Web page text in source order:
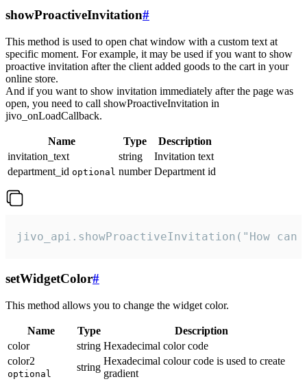
showProactiveInvitation#
This method is used to open chat window with a custom text at
specific moment. For example, it may be used if you want to show
proactive invitation after the client added goods to the cart in your
online store.
And if you want to show invitation immediately after the page was
open, you need to call showProactiveInvitation in
jivo_onLoadCallback.
Name Type
Description
invitation_text
string
Invitation text
department_id optional number Department id
jivo_api.showProactiveInvitation("How
setWidgetColor#
This method allows you to change the widget color.
Name Type
Description
color
string Hexadecimal color code
color2
optional
string
Hexadecimal colour code is used to create
gradient